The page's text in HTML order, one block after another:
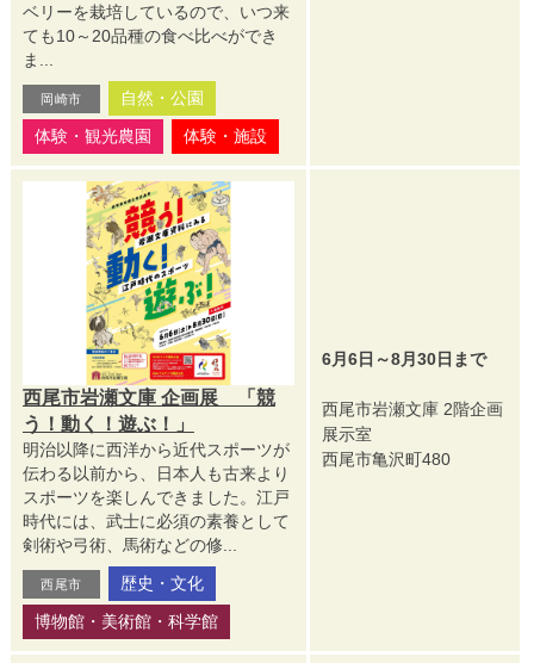
ベリーを栽培しているので、いつ来
ても10～20品種の食べ比べができ
ま...
岡崎市
自然・公園
体験・観光農園
体験・施設
西尾市岩瀬文庫 企画展 「競
う！動く！遊ぶ！」
明治以降に西洋から近代スポーツが
伝わる以前から、日本人も古来より
スポーツを楽しんできました。江戸
時代には、武士に必須の素養として
剣術や弓術、馬術などの修...
西尾市
歴史・文化
博物館・美術館・科学館
6月6日～8月30日まで
西尾市岩瀬文庫 2階企画
展示室
西尾市亀沢町480